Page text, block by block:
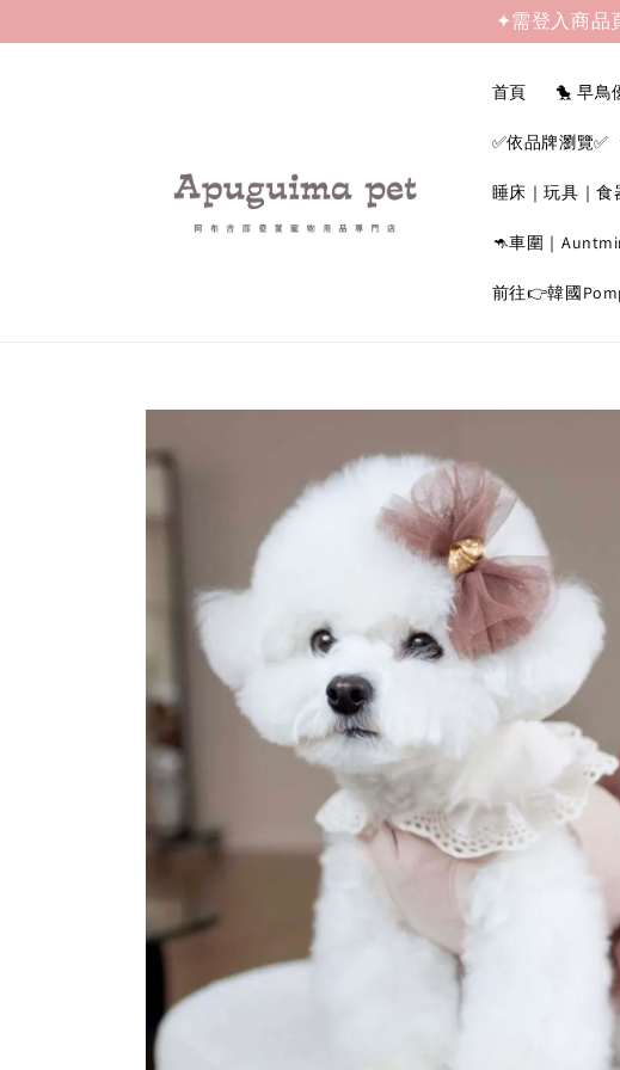
✦需登入商品
首頁 🐤 早鳥
✅依品牌瀏覽✅
睡床｜玩具｜食
🦘車圍｜
前往👉韓國